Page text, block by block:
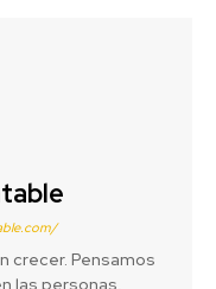
crecer. Pensamos